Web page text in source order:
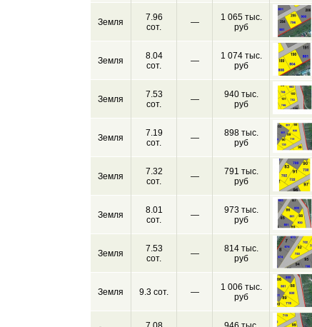
Земля
7.96
сот.
—
1 065 тыс.
руб
Земля
8.04
сот.
—
1 074 тыс.
руб
Земля
7.53
сот.
—
940 тыс.
руб
Земля
7.19
сот.
—
898 тыс.
руб
Земля
7.32
сот.
—
791 тыс.
руб
Земля
8.01
сот.
—
973 тыс.
руб
Земля
7.53
сот.
—
814 тыс.
руб
Земля 9.3 сот. —
1 006 тыс.
руб